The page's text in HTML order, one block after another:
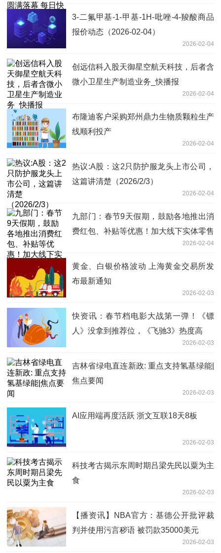
3-二氟甲基-1-甲基-1H-吡唑-4-羧酸商品
报价动态（2026-02-04）
2026-02-04
创远信科入股天御星空航天科技，后者含
微小卫星生产制造业务_快播报
2026-02-04
布隆迪客户采购郑州鼎力生物质颗粒生产
线顺利投产
2026-02-04
热议:A股：这2只防护服龙头上市公司，
这篇讲清楚（2026/2/3）
2026-02-04
九部门：春节9天假期，鼓励各地推出消
费红包、补贴等优惠！加大线下实体零售
2026-02-04
黄金、白银价格波动 上海黄金交易所发
布最新通知
2026-02-03
快资讯：春节档电影大战第一弹！《镖
人》没拿到推荐位，《飞驰3》热度高
2026-02-03
吉林省绿电直连新政: 重点支持氢基绿能|
焦点要闻
2026-02-03
AI应用端再度活跃 浙文互联18天8板
2026-02-03
科技考古揭示东周时期吕梁先民以粟为主
食
2026-02-03
【播资讯】NBA官方：基德公开批评裁
判并使用污言秽语 被罚款35000美元
2026-02-03